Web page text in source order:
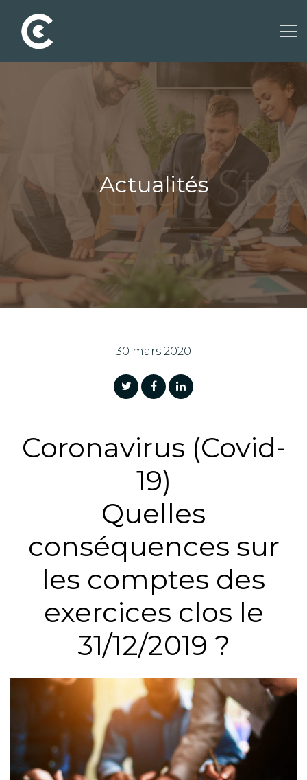
Actualités
30 mars 2020
Coronavirus (Covid-
19)
Quelles
conséquences sur
les comptes des
exercices clos le
31/12/2019 ?